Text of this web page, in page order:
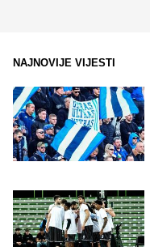
NAJNOVIJE VIJESTI